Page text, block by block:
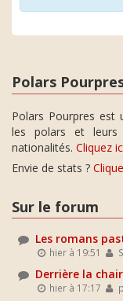
Polars
Polars Pourpres est
les polars et
nationalités. Cliquez
Envie de stats ?
Sur le forum
Les romans
hier à 19:51
Derrière la
hier à 17:17